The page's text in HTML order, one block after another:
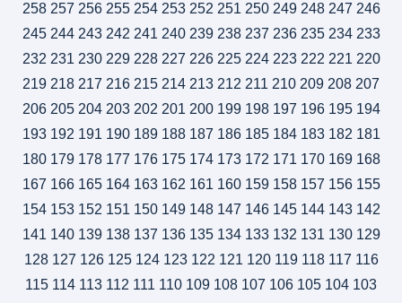
258 257 256 255 254 253 252 251 250 249 248 247 246
245 244 243 242 241 240 239 238 237 236 235 234 233
232 231 230 229 228 227 226 225 224 223 222 221 220
219 218 217 216 215 214 213 212 211 210 209 208 207
206 205 204 203 202 201 200 199 198 197 196 195 194
193 192 191 190 189 188 187 186 185 184 183 182 181
180 179 178 177 176 175 174 173 172 171 170 169 168
167 166 165 164 163 162 161 160 159 158 157 156 155
154 153 152 151 150 149 148 147 146 145 144 143 142
141 140 139 138 137 136 135 134 133 132 131 130 129
128 127 126 125 124 123 122 121 120 119 118 117 116
115 114 113 112 111 110 109 108 107 106 105 104 103